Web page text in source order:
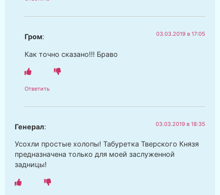
Гром: 03.03.2019 в 17:05
Как точно сказано!!! Браво
Ответить
Генерал: 03.03.2019 в 18:35
Усохли простые холопы! Табуретка Тверского Князя
предназначена только для моей заслуженной
задницы!